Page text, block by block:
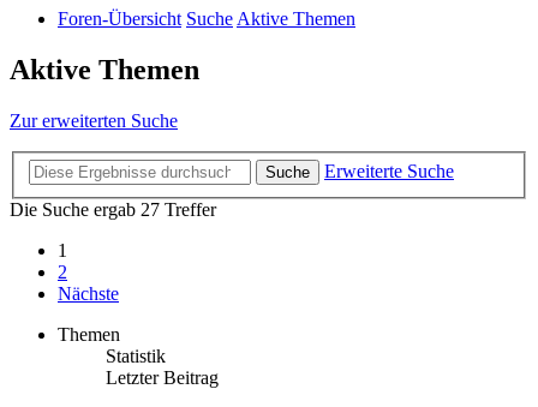
Foren-Übersicht Suche Aktive Themen
Aktive Themen
Zur erweiterten Suche
Suche
Erweiterte Suche
Die Suche ergab 27 Treffer
1
2
Nächste
Themen
Statistik
Letzter Beitrag